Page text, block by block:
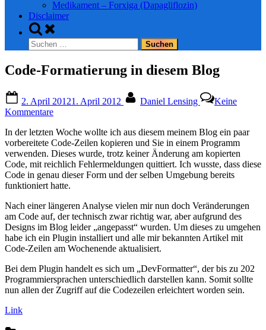
Medikament – Forxiga (Dapagliflozin)
Disclaimer
Toggle
search
form
Suchen
nach:
Code-Formatierung in diesem Blog
on
2. April 20121. April 2012 Daniel Lensing
Keine
Kommentarezu
Formatierung
in
diesem
Blog
In der letzten Woche wollte ich aus diesem meinem Blog ein paar
vorbereitete Code-Zeilen kopieren und Sie in einem Programm
verwenden. Dieses wurde, trotz keiner Änderung am kopierten
Code, mit reichlich Fehlermeldungen quittiert. Ich wusste, dass diese
Code in genau dieser Form und der selben Umgebung bereits
funktioniert hatte.
Nach einer längeren Analyse vielen mir nun doch Veränderungen
am Code auf, der technisch zwar richtig war, aber aufgrund des
Designs im Blog leider „angepasst“ wurden. Um dieses zu umgehen
habe ich ein Plugin installiert und alle mir bekannten Artikel mit
Code-Zeilen am Wochenende aktualisiert.
Bei dem Plugin handelt es sich um „DevFormatter“, der bis zu 202
Programmiersprachen unterschiedlich darstellen kann. Somit sollte
nun allen der Zugriff auf die Codezeilen erleichtert worden sein.
Link